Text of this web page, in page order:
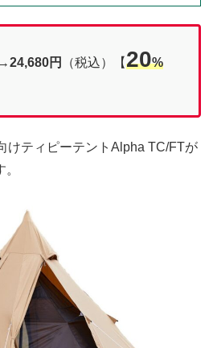
→24,680円 （税込）【20%
けティピーテントAlpha TC/FTが